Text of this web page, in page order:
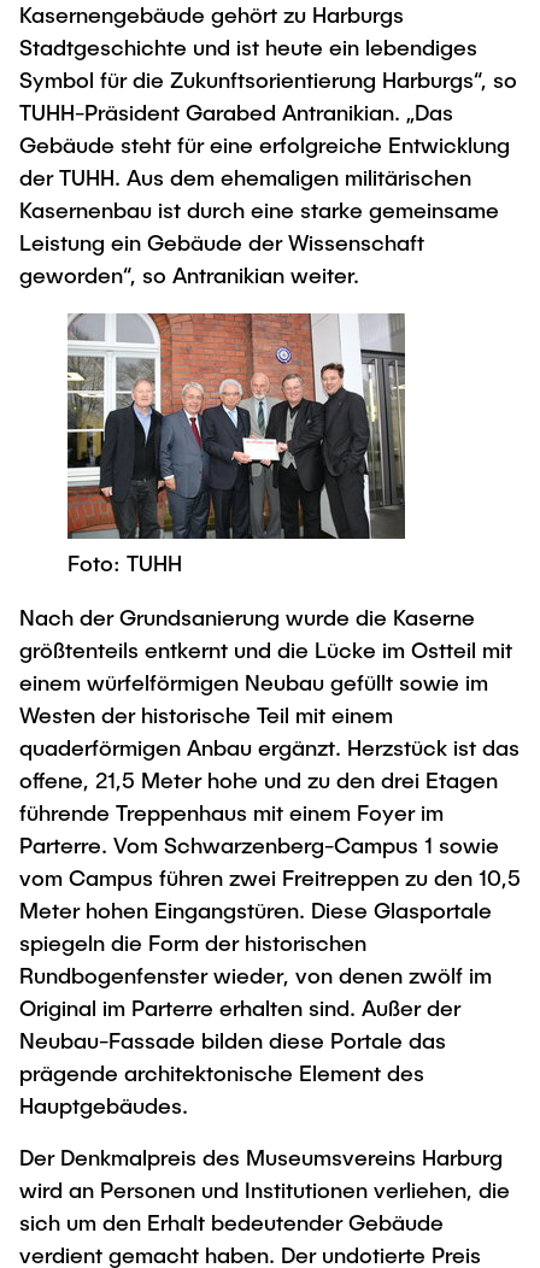
Kasernengebäude gehört zu Harburgs
Stadtgeschichte und ist heute ein lebendiges
Symbol für die Zukunftsorientierung Harburgs“, so
TUHH-Präsident Garabed Antranikian. „Das
Gebäude steht für eine erfolgreiche Entwicklung
der TUHH. Aus dem ehemaligen militärischen
Kasernenbau ist durch eine starke gemeinsame
Leistung ein Gebäude der Wissenschaft
geworden“, so Antranikian weiter.
Foto: TUHH
Nach der Grundsanierung wurde die Kaserne
größtenteils entkernt und die Lücke im Ostteil mit
einem würfelförmigen Neubau gefüllt sowie im
Westen der historische Teil mit einem
quaderförmigen Anbau ergänzt. Herzstück ist das
offene, 21,5 Meter hohe und zu den drei Etagen
führende Treppenhaus mit einem Foyer im
Parterre. Vom Schwarzenberg-Campus 1 sowie
vom Campus führen zwei Freitreppen zu den 10,5
Meter hohen Eingangstüren. Diese Glasportale
spiegeln die Form der historischen
Rundbogenfenster wieder, von denen zwölf im
Original im Parterre erhalten sind. Außer der
Neubau-Fassade bilden diese Portale das
prägende architektonische Element des
Hauptgebäudes.
Der Denkmalpreis des Museumsvereins Harburg
wird an Personen und Institutionen verliehen, die
sich um den Erhalt bedeutender Gebäude
verdient gemacht haben. Der undotierte Preis